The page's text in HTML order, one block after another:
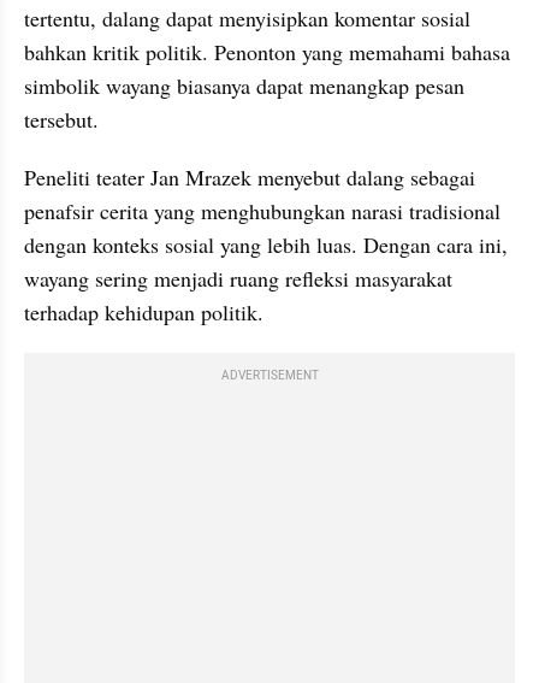
tertentu, dalang dapat menyisipkan komentar sosial
bahkan kritik politik. Penonton yang memahami bahasa
simbolik wayang biasanya dapat menangkap pesan
tersebut.
Peneliti teater Jan Mrazek menyebut dalang sebagai
penafsir cerita yang menghubungkan narasi tradisional
dengan konteks sosial yang lebih luas. Dengan cara ini,
wayang sering menjadi ruang refleksi masyarakat
terhadap kehidupan politik.
ADVERTISEMENT